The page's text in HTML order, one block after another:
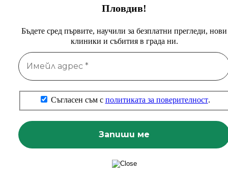
Пловдив!
Бъдете сред първите, научили за безплатни прегледи, нови
клиники и събития в града ни.
Съгласен съм с политиката за поверителност.